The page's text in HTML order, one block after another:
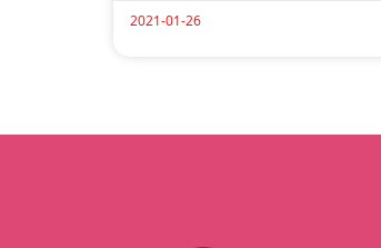
2021-01-26